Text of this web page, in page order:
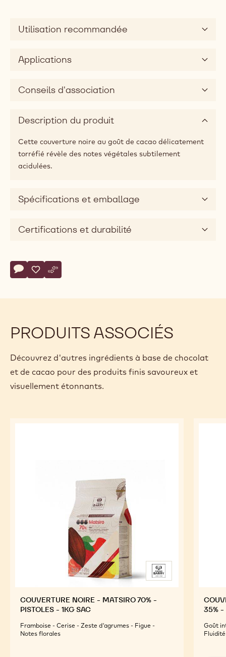
Utilisation recommandée
Applications
Conseils d'association
Description du produit
Cette couverture noire au goût de cacao délicatement
torréfié révèle des notes végétales subtilement
acidulées.
Spécifications et emballage
Certifications et durabilité
Actions
Écrire un commentaire
- COUVERTURE NOIRE - MI AMÈRE 58% - PISTOLES -
Sauvegarder
- COUVERTURE NOIRE - MI AMÈRE 58% - PISTOLES -
Comparer
- COUVERTURE NOIRE - MI AMÈRE 58% -
PRODUITS ASSOCIÉS
Découvrez d'autres ingrédients à base de chocolat
et de cacao pour des produits finis savoureux et
visuellement étonnants.
COUVERTURE NOIRE - MATSIRO 70% -
PISTOLES - 1KG SAC
Framboise - Cerise - Zeste d'agrumes - Figue -
Notes florales
35% -
Goût